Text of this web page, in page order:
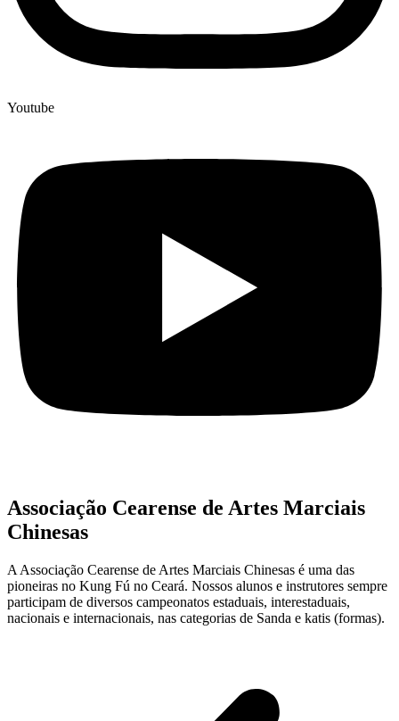
Youtube
Associação Cearense de Artes Marciais
Chinesas
A Associação Cearense de Artes Marciais Chinesas é uma das
pioneiras no Kung Fú no Ceará. Nossos alunos e instrutores sempre
participam de diversos campeonatos estaduais, interestaduais,
nacionais e internacionais, nas categorias de Sanda e katis (formas).